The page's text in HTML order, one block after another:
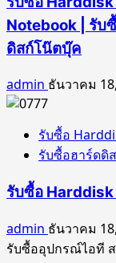
Notebook | รับ
ดิสก์โน๊ตบุ๊ค
admin ธันวาคม
รับซื้อ
รับซื้อฮาร์ดดิ
รับซื้อ Harddisk
admin ธันวาคม
รับซื้ออุปกรณ์ไอที